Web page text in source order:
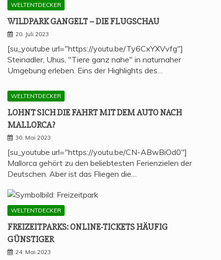
WELTENTDECKER
WILD­PARK GAN­GELT – DIE FLUGSCHAU
20. Juli 2023
[su_youtube url="https://youtu.be/Ty6CxYXVvfg"]
Steinadler, Uhus, "Tiere ganz nahe" in naturnaher
Umgebung erleben. Eins der Highlights des…
WELTENTDECKER
LOHNT SICH DIE FAHRT MIT DEM AUTO NACH
MALLORCA?
30. Mai 2023
[su_youtube url="https://youtu.be/CN-ABwBiOd0"]
Mallorca gehört zu den beliebtesten Ferienzielen der
Deutschen. Aber ist das Fliegen die…
WELTENTDECKER
FREI­ZEIT­PARKS: ONLINE-TICKETS HÄU­FIG
GÜNSTIGER
24. Mai 2023